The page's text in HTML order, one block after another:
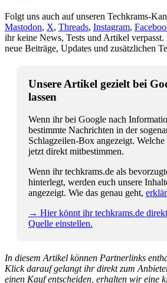
Folgt uns auch auf unseren Techkrams-
Mastodon, X, Threads, Instagram,
ihr keine News, Tests und Artikel
neue Beiträge, Updates und zusätzlichen
Unsere Artikel gezielt bei
lassen
Wenn ihr bei Google nach
bestimmte Nachrichten in der
Schlagzeilen-Box angezeigt.
jetzt direkt mitbestimmen.
Wenn ihr techkrams.de als
hinterlegt, werden euch unsere
angezeigt. Wie das genau geht,
→ Hier könnt ihr techkrams.de
Quelle einstellen.
In diesem Artikel können Partnerlinks
Klick darauf gelangt ihr direkt zum
einen Kauf entscheiden, erhalten wir eine